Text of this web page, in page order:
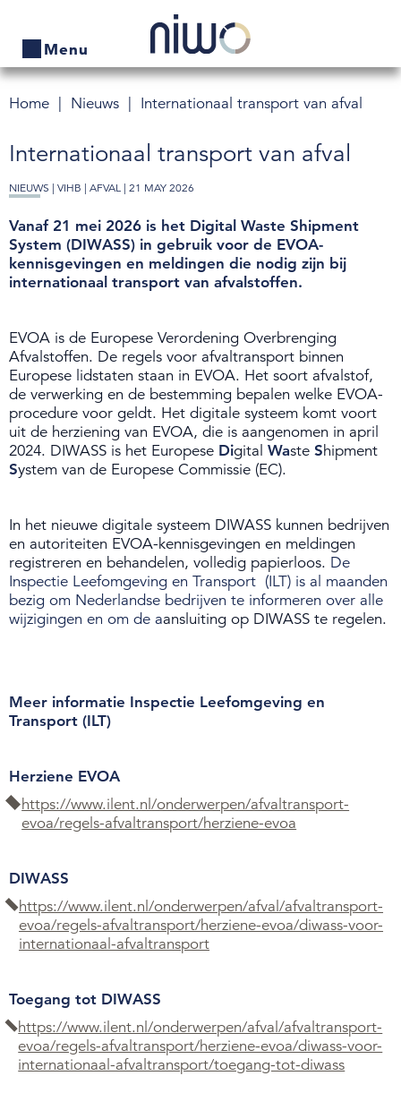
Menu
Home
Producten
Bedrijven zoeken
Actueel
Thema's
Veelgestelde vragen
Wet- en regelgeving
Over de NIWO
Informatie per land / Country information
Over deze website
Inloggen
NIWO
T +31 (0)70 399 20 11
Home Nieuws Internationaal transport van afval
Internationaal transport van afval
NIEUWS | VIHB | AFVAL | 21 MAY 2026
Vanaf 21 mei 2026 is het Digital Waste Shipment
System (DIWASS) in gebruik voor de EVOA-
kennisgevingen en meldingen die nodig zijn bij
internationaal transport van afvalstoffen.
EVOA is de Europese Verordening Overbrenging
Afvalstoffen. De regels voor afvaltransport binnen
Europese lidstaten staan in EVOA. Het soort afvalstof,
de verwerking en de bestemming bepalen welke EVOA-
procedure voor geldt. Het digitale systeem komt voort
uit de herziening van EVOA, die is aangenomen in april
2024. DIWASS is het Europese Digital Waste Shipment
System van de Europese Commissie (EC).
In het nieuwe digitale systeem DIWASS kunnen bedrijven
en autoriteiten EVOA-kennisgevingen en meldingen
registreren en behandelen, volledig papierloos. De
Inspectie Leefomgeving en Transport (ILT) is al maanden
bezig om Nederlandse bedrijven te informeren over alle
wijzigingen en om de aansluiting op DIWASS te regelen.
Meer informatie Inspectie Leefomgeving en
Transport (ILT)
Herziene EVOA
https://www.ilent.nl/onderwerpen/afvaltransport-
evoa/regels-afvaltransport/herziene-evoa
DIWASS
https://www.ilent.nl/onderwerpen/afval/afvaltransport-
evoa/regels-afvaltransport/herziene-evoa/diwass-voor-
internationaal-afvaltransport
Toegang tot DIWASS
https://www.ilent.nl/onderwerpen/afval/afvaltransport-
evoa/regels-afvaltransport/herziene-evoa/diwass-voor-
internationaal-afvaltransport/toegang-tot-diwass